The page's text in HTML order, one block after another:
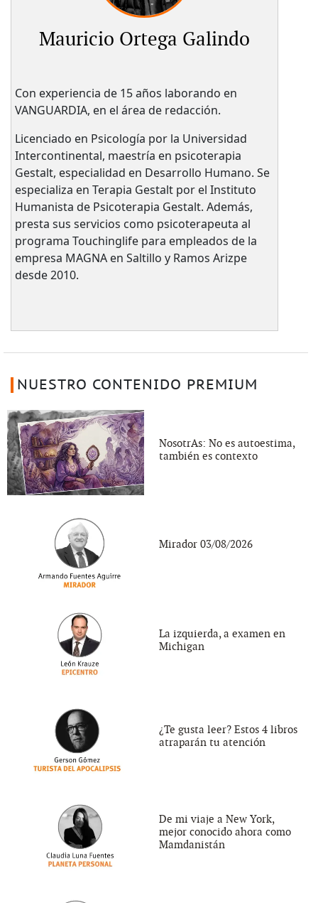
Mauricio Ortega Galindo
Con experiencia de 15 años laborando en
VANGUARDIA, en el área de redacción.
Licenciado en Psicología por la Universidad
Intercontinental, maestría en psicoterapia
Gestalt, especialidad en Desarrollo Humano. Se
especializa en Terapia Gestalt por el Instituto
Humanista de Psicoterapia Gestalt. Además,
presta sus servicios como psicoterapeuta al
programa Touchinglife para empleados de la
empresa MAGNA en Saltillo y Ramos Arizpe
desde 2010.
NUESTRO CONTENIDO PREMIUM
NosotrAs: No es autoestima,
también es contexto
Mirador 03/08/2026
La izquierda, a examen en
Michigan
¿Te gusta leer? Estos 4 libros
atraparán tu atención
De mi viaje a New York,
mejor conocido ahora como
Mamdanistán